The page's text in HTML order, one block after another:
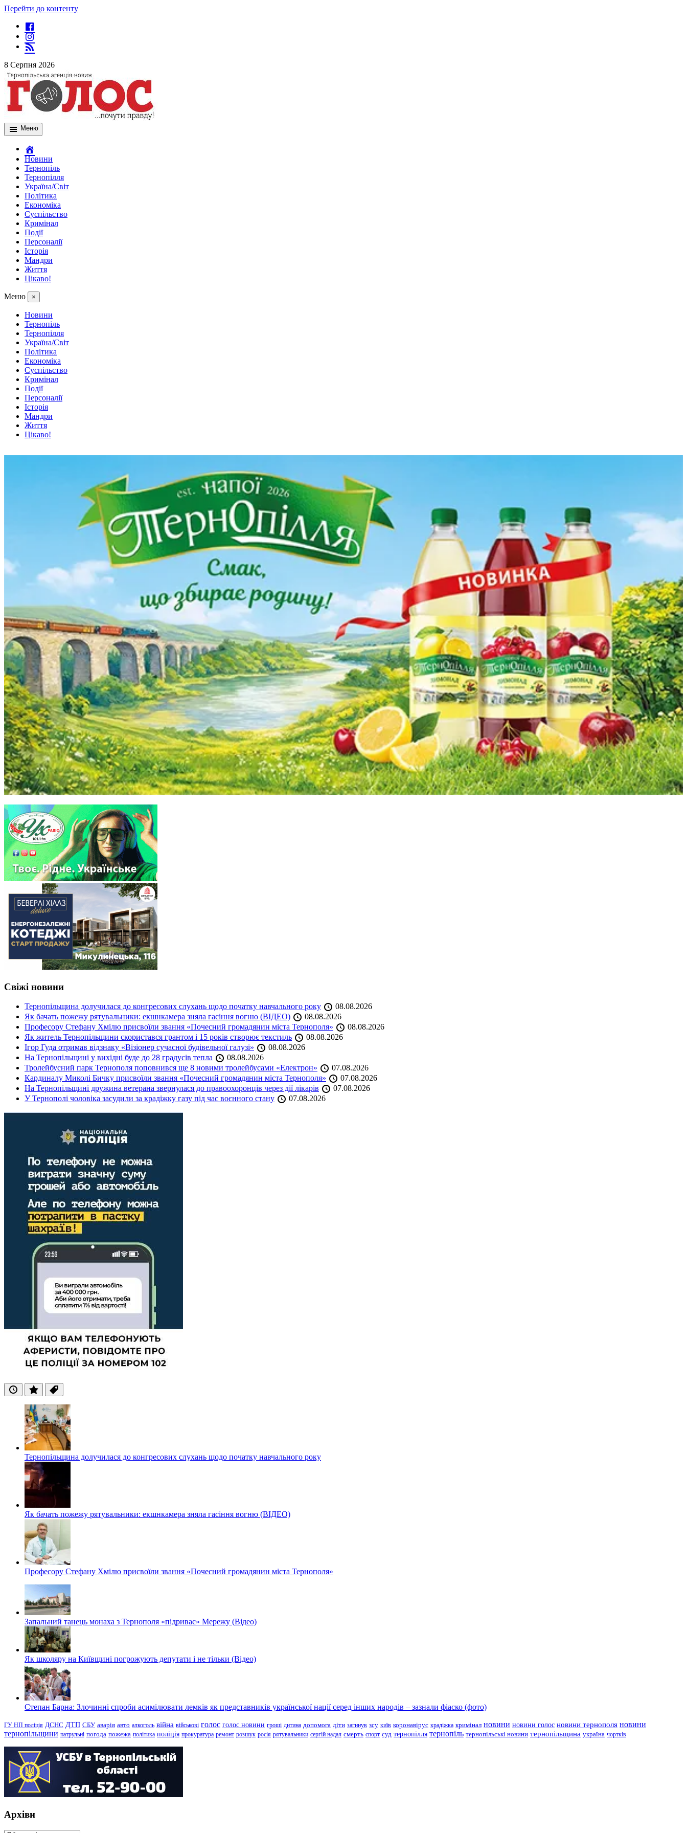
Перейти до контенту
8 Серпня 2026
Меню
Новини
Тернопіль
Тернопілля
Україна/Світ
Політика
Економіка
Суспільство
Кримінал
Події
Персоналії
Історія
Мандри
Життя
Цікаво!
Меню ×
Новини
Тернопіль
Тернопілля
Україна/Світ
Політика
Економіка
Суспільство
Кримінал
Події
Персоналії
Історія
Мандри
Життя
Цікаво!
Свіжі новини
Тернопільщина долучилася до конгресових слухань щодо початку навчального року
08.08.2026
Як бачать пожежу рятувальники: екшнкамера зняла гасіння вогню (ВІДЕО)
08.08.2026
Професору Стефану Хмілю присвоїли звання «Почесний громадянин міста Тернополя»
08.08.2026
Як житель Тернопільщини скористався грантом і 15 років створює текстиль
08.08.2026
Ігор Гуда отримав відзнаку «Візіонер сучасної будівельної галузі»
08.08.2026
На Тернопільщині у вихідні буде до 28 градусів тепла
08.08.2026
Тролейбусний парк Тернополя поповнився ще 8 новими тролейбусами «Електрон»
07.08.2026
Кардиналу Миколі Бичку присвоїли звання «Почесний громадянин міста Тернополя»
07.08.2026
На Тернопільщині дружина ветерана звернулася до правоохоронців через дії лікарів
07.08.2026
У Тернополі чоловіка засудили за крадіжку газу під час воєнного стану
07.08.2026
ОстанніПопулярні
Теги
Тернопільщина долучилася до конгресових слухань щодо початку навчального року
Як бачать пожежу рятувальники: екшнкамера зняла гасіння вогню (ВІДЕО)
Професору Стефану Хмілю присвоїли звання «Почесний громадянин міста Тернополя»
Запальний танець монаха з Тернополя «підриває» Мережу (Відео)
Як школяру на Київщині погрожують депутати і не тільки (Відео)
Степан Барна: Злочинні спроби асимілювати лемків як представників української нації серед інших народів – зазнали фіаско (фото)
ГУ НП поліція ДСНС ДТП СБУ аварія авто алкоголь війна військові голос голос новини гроші дитина допомога діти загинув зсу київ коронавірус крадіжка кримінал новини новини голос новини тернополя новини
тернопільщини патрульні погода пожежа політика поліція прокуратура ремонт розшук росія рятувальники сергій надал смерть спорт суд тернопілля тернопіль тернопільські новини тернопільщина україна чортків
Архіви